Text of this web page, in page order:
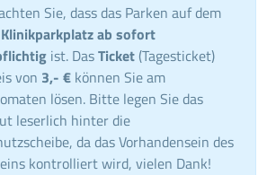
Sie, dass das Parken auf dem
ab sofort
ist. DasTicket (Tagesticket)
von 3,- € können Sie am
lösen. Bitte legen Sie das
leserlich hinter die
da das Vorhandensein des
kontrolliert wird, vielen Dank!